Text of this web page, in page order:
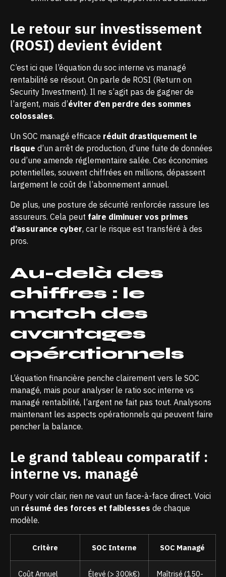
Le retour sur investissement
(ROSI) devient évident
C’est ici que l’équation du soc interne vs managé
rentabilité se résout. On parle de ROSI (Return on
Security Investment). Il ne s’agit pas de gagner de
l’argent, mais d’éviter d’en perdre des sommes
colossales.
Un SOC managé efficace réduit drastiquement le
risque d’un arrêt de production, d’une fuite de données
ou d’une amende réglementaire salée. Ces économies
potentielles, souvent chiffrées en millions, dépassent
largement le coût de l’abonnement annuel.
De plus, une posture de sécurité renforcée rassure les
assureurs. Cela peut faire diminuer vos primes
d’assurance cyber, car le risque est transféré à des
pros.
Au-delà des
chiffres : le
match des
avantages
opérationnels
L’équation financière penche clairement vers le SOC
managé, mais pour analyser le ratio soc interne vs
managé rentabilité, l’argent ne fait pas tout. Analysons
maintenant les aspects opérationnels qui peuvent faire
pencher la balance.
Le grand tableau comparatif :
interne vs. managé
Pour y voir clair, rien ne vaut un face-à-face direct. Voici
un résumé des forces et faiblesses de chaque
modèle.
Critère SOC Interne SOC Managé
Coût Annuel Élevé (> 300k€) Maîtrisé (150-